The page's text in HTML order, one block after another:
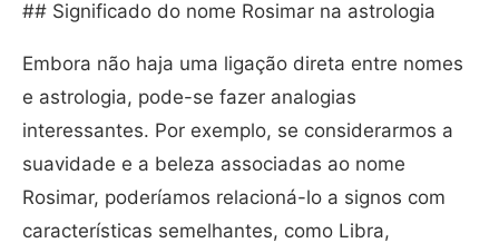
## Significado do nome Rosimar na astrologia
Embora não haja uma ligação direta entre nomes
e astrologia, pode-se fazer analogias
interessantes. Por exemplo, se considerarmos a
suavidade e a beleza associadas ao nome
Rosimar, poderíamos relacioná-lo a signos com
características semelhantes, como Libra,